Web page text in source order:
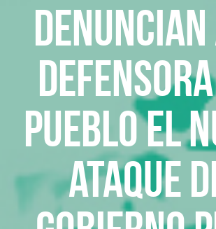
Pueblo el
ataque